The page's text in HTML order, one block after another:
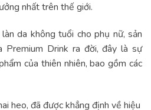
nhất trên thế giới.
da không tuổi cho phụ nữ, sản
Premium Drink ra đời, đây là sự
của thiên nhiên, bao gồm các
heo, đã được khẳng định về hiệu